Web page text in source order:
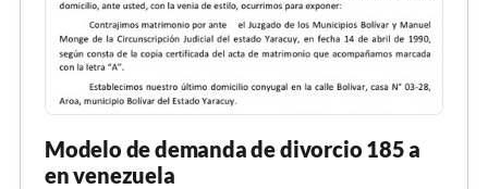
Modelo de demanda de divorcio 185 a
en venezuela